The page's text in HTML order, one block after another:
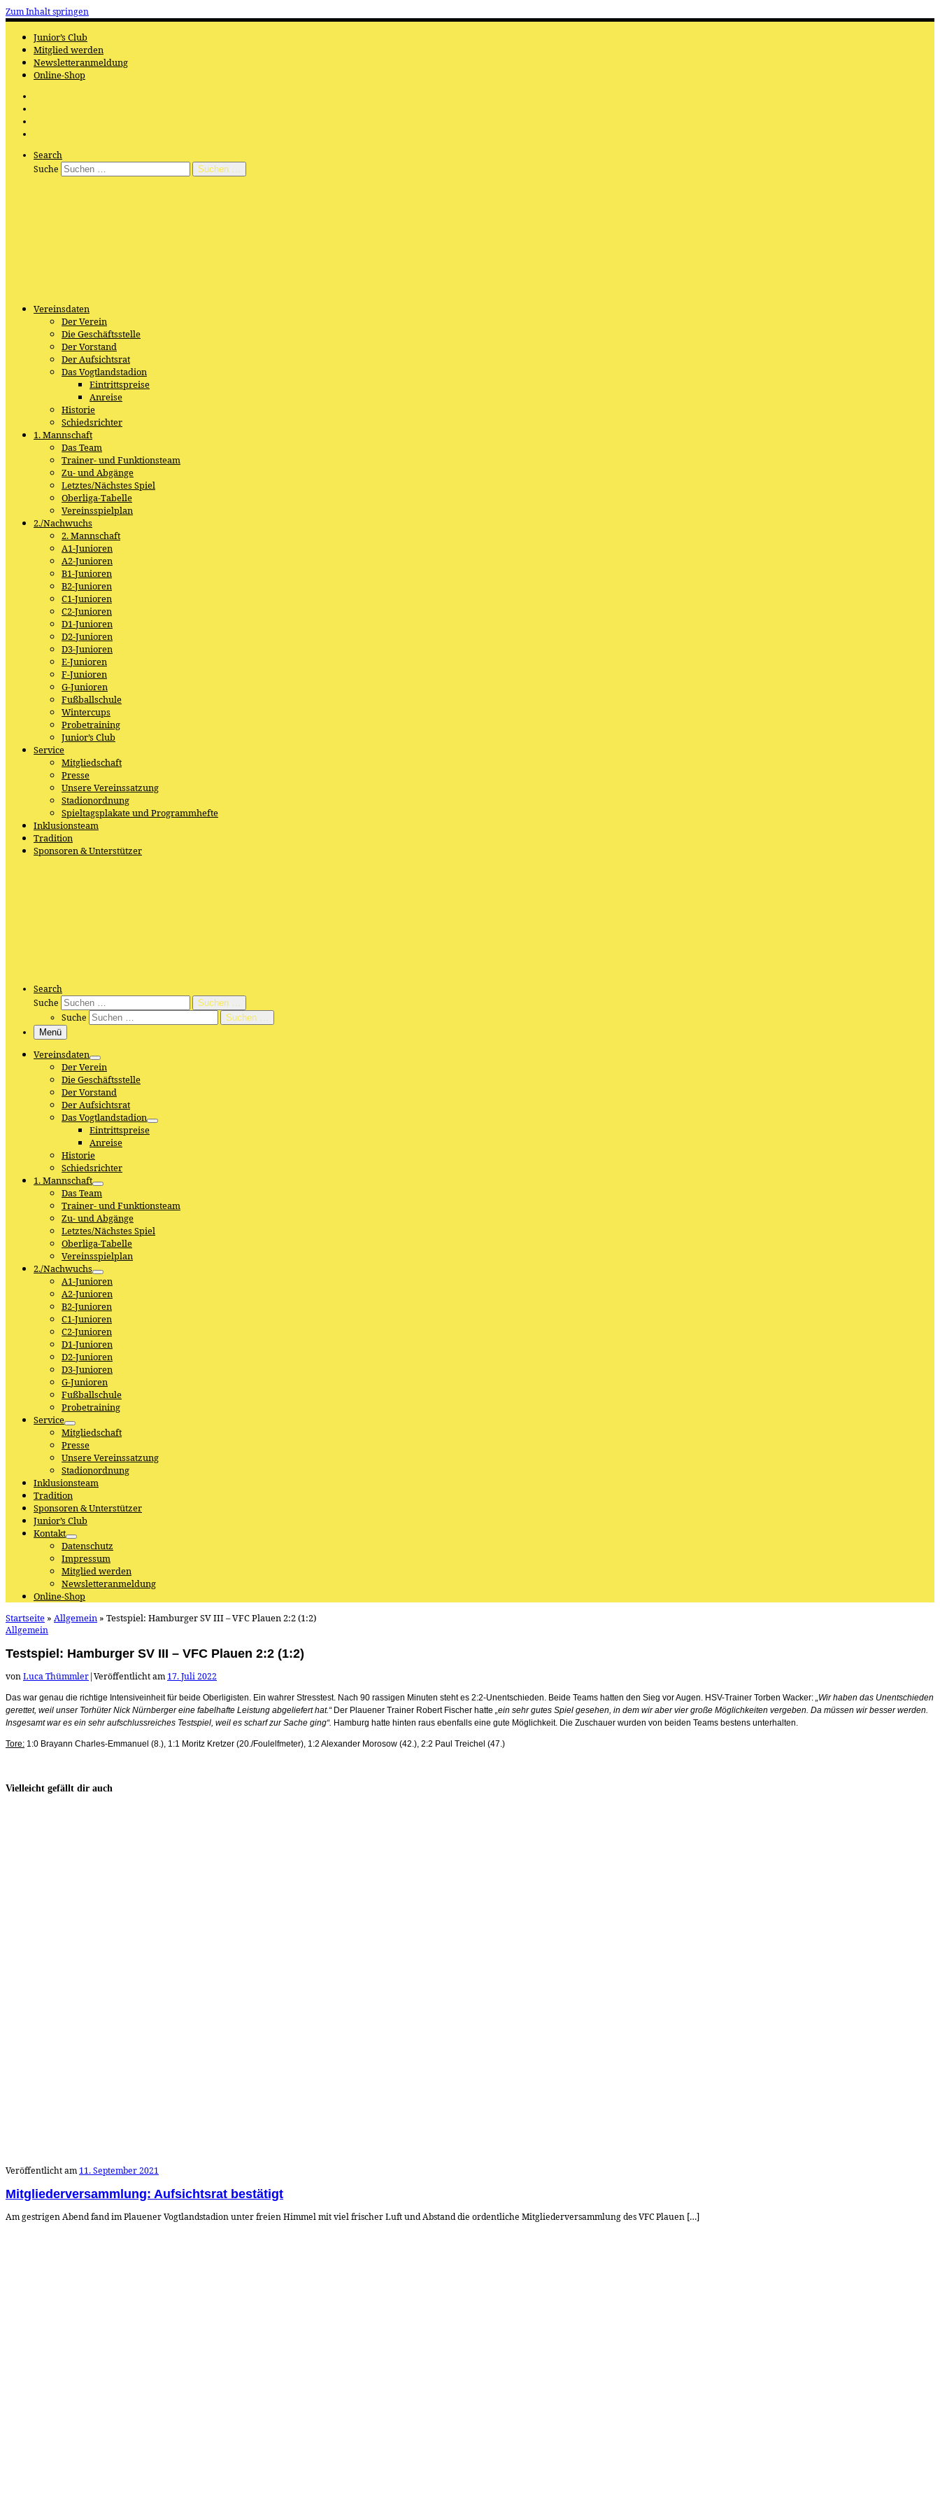
Zum Inhalt springen
Junior’s Club
Mitglied werden
Newsletteranmeldung
Online-Shop
Search
Suche
Suchen …
Vereinsdaten
Der Verein
Die Geschäftsstelle
Der Vorstand
Der Aufsichtsrat
Das Vogtlandstadion
Eintrittspreise
Anreise
Historie
Schiedsrichter
1. Mannschaft
Das Team
Trainer- und Funktionsteam
Zu- und Abgänge
Letztes/Nächstes Spiel
Oberliga-Tabelle
Vereinsspielplan
2./Nachwuchs
2. Mannschaft
A1-Junioren
A2-Junioren
B1-Junioren
B2-Junioren
C1-Junioren
C2-Junioren
D1-Junioren
D2-Junioren
D3-Junioren
E-Junioren
F-Junioren
G-Junioren
Fußballschule
Wintercups
Probetraining
Junior’s Club
Service
Mitgliedschaft
Presse
Unsere Vereinssatzung
Stadionordnung
Spieltagsplakate und Programmhefte
Inklusionsteam
Tradition
Sponsoren & Unterstützer
Search
Suche
Suchen …
Suche
Suchen …
Menü
Vereinsdaten
Der Verein
Die Geschäftsstelle
Der Vorstand
Der Aufsichtsrat
Das Vogtlandstadion
Eintrittspreise
Anreise
Historie
Schiedsrichter
1. Mannschaft
Das Team
Trainer- und Funktionsteam
Zu- und Abgänge
Letztes/Nächstes Spiel
Oberliga-Tabelle
Vereinsspielplan
2./Nachwuchs
A1-Junioren
A2-Junioren
B2-Junioren
C1-Junioren
C2-Junioren
D1-Junioren
D2-Junioren
D3-Junioren
G-Junioren
Fußballschule
Probetraining
Service
Mitgliedschaft
Presse
Unsere Vereinssatzung
Stadionordnung
Inklusionsteam
Tradition
Sponsoren & Unterstützer
Junior’s Club
Kontakt
Datenschutz
Impressum
Mitglied werden
Newsletteranmeldung
Online-Shop
Startseite » Allgemein » Testspiel: Hamburger SV III – VFC Plauen 2:2 (1:2)
Allgemein
Testspiel: Hamburger SV III – VFC Plauen 2:2 (1:2)
vonLuca Thümmler|Veröffentlicht am17. Juli 2022
Das war genau die richtige Intensiveinheit für beide Oberligisten. Ein wahrer Stresstest. Nach 90 rassigen Minuten steht es 2:2-Unentschieden. Beide Teams hatten den Sieg vor Augen. HSV-Trainer Torben Wacker: „Wir haben das Unentschieden
gerettet, weil unser Torhüter Nick Nürnberger eine fabelhafte Leistung abgeliefert hat.“Der Plauener Trainer Robert Fischer hatte „ein sehr gutes Spiel gesehen, in dem wir aber vier große Möglichkeiten vergeben. Da müssen wir besser werden.
Insgesamt war es ein sehr aufschlussreiches Testspiel, weil es scharf zur Sache ging“. Hamburg hatte hinten raus ebenfalls eine gute Möglichkeit. Die Zuschauer wurden von beiden Teams bestens unterhalten.
Tore: 1:0 Brayann Charles-Emmanuel (8.), 1:1 Moritz Kretzer (20./Foulelfmeter), 1:2 Alexander Morosow (42.), 2:2 Paul Treichel (47.)
Vielleicht gefällt dir auch
Veröffentlicht am11. September 2021
Mitgliederversammlung: Aufsichtsrat bestätigt
Am gestrigen Abend fand im Plauener Vogtlandstadion unter freien Himmel mit viel frischer Luft und Abstand die ordentliche Mitgliederversammlung des VFC Plauen […]